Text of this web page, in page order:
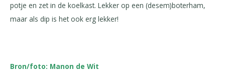
potje en zet in de koelkast. Lekker op een (desem)boterham,
maar als dip is het ook erg lekker!
Bron/foto: Manon de Wit